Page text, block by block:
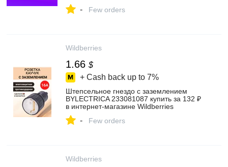
- Few orders
Wildberries
1.66 $
+ Cash back up to 7%
Штепсельное гнездо с заземлением
BYLECTRICA 233081087 купить за 132 ₽
в интернет‑магазине Wildberries
- Few orders
Wildberries